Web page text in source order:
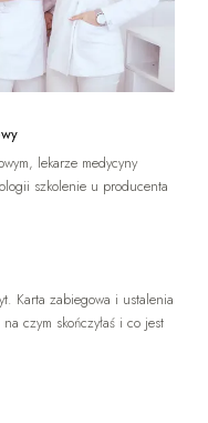
lekarze medycyny
szkolenie u producenta
Karta zabiegowa i ustalenia
czym skończyłaś i co jest